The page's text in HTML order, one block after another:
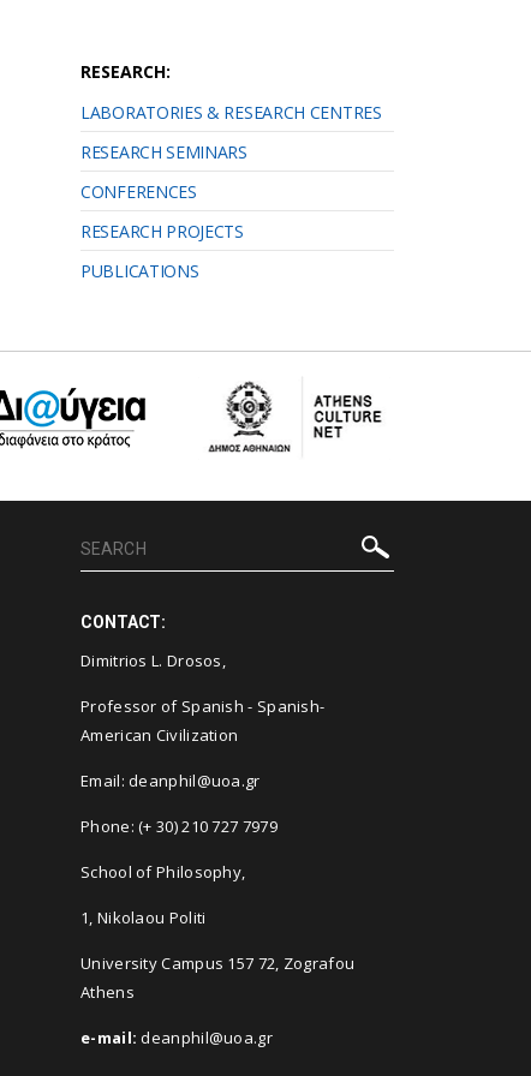
RESEARCH:
LABORATORIES & RESEARCH CENTRES
RESEARCH SEMINARS
CONFERENCES
RESEARCH PROJECTS
PUBLICATIONS
CONTACT:
Dimitrios L. Drosos,
Professor of Spanish - Spanish-
American Civilization
Email: deanphil@uoa.gr
Phone: (+ 30) 210 727 7979
School of Philosophy,
1, Nikolaou Politi
University Campus 157 72, Zografou
Athens
e-mail: deanphil@uoa.gr